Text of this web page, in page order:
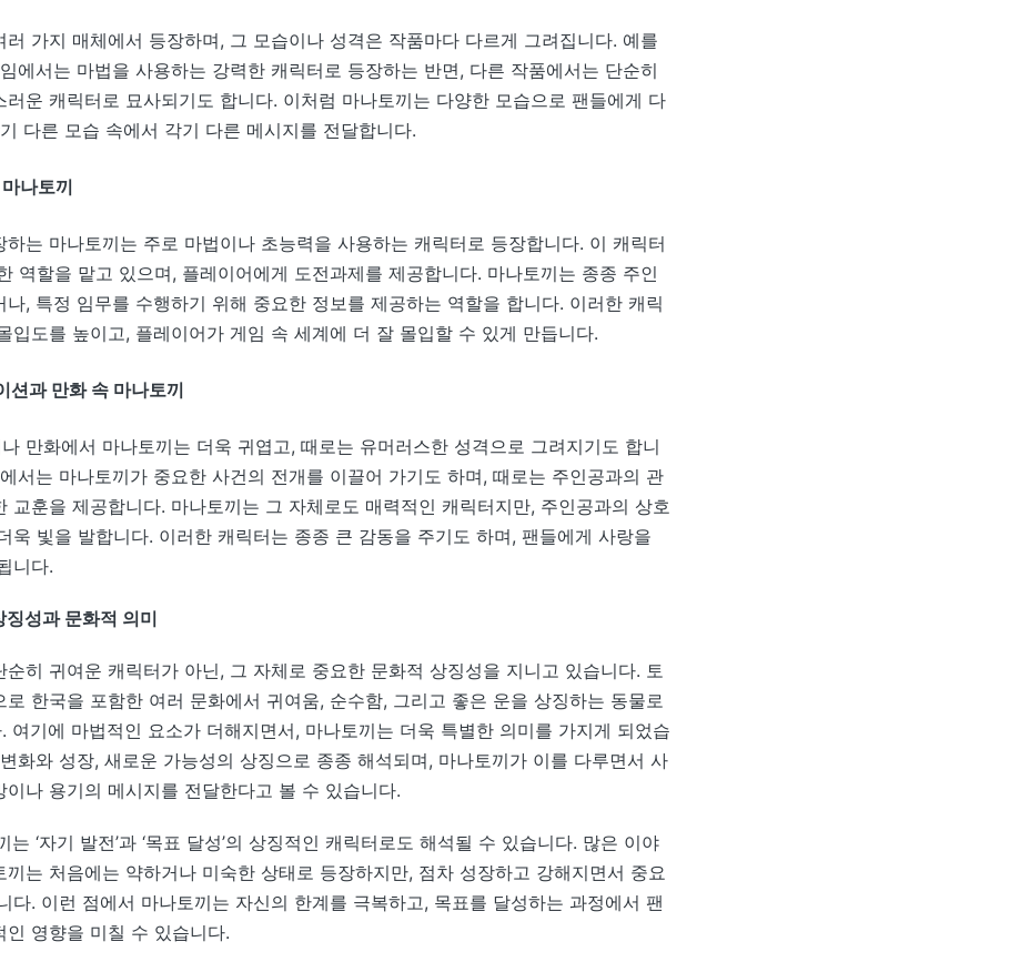
러 가지 매체에서 등장하며, 그 모습이나 성격은 작품마다 다르게 그려집니다. 예를
에서는 마법을 사용하는 강력한 캐릭터로 등장하는 반면, 다른 작품에서는 단순히
러운 캐릭터로 묘사되기도 합니다. 이처럼 마나토끼는 다양한 모습으로 팬들에게 다
다른 모습 속에서 각기 다른 메시지를 전달합니다.
나토끼
하는 마나토끼는 주로 마법이나 초능력을 사용하는 캐릭터로 등장합니다. 이 캐릭터
역할을 맡고 있으며, 플레이어에게 도전과제를 제공합니다. 마나토끼는 종종 주인
나, 특정 임무를 수행하기 위해 중요한 정보를 제공하는 역할을 합니다. 이러한 캐릭
입도를 높이고, 플레이어가 게임 속 세계에 더 잘 몰입할 수 있게 만듭니다.
션과 만화 속 마나토끼
만화에서 마나토끼는 더욱 귀엽고, 때로는 유머러스한 성격으로 그려지기도 합니
서는 마나토끼가 중요한 사건의 전개를 이끌어 가기도 하며, 때로는 주인공과의 관
교훈을 제공합니다. 마나토끼는 그 자체로도 매력적인 캐릭터지만, 주인공과의 상호
욱 빛을 발합니다. 이러한 캐릭터는 종종 큰 감동을 주기도 하며, 팬들에게 사랑을
니다.
징성과 문화적 의미
순히 귀여운 캐릭터가 아닌, 그 자체로 중요한 문화적 상징성을 지니고 있습니다. 토
로 한국을 포함한 여러 문화에서 귀여움, 순수함, 그리고 좋은 운을 상징하는 동물로
여기에 마법적인 요소가 더해지면서, 마나토끼는 더욱 특별한 의미를 가지게 되었습
화와 성장, 새로운 가능성의 상징으로 종종 해석되며, 마나토끼가 이를 다루면서 사
이나 용기의 메시지를 전달한다고 볼 수 있습니다.
는 ‘자기 발전’과 ‘목표 달성’의 상징적인 캐릭터로도 해석될 수 있습니다. 많은 이야
끼는 처음에는 약하거나 미숙한 상태로 등장하지만, 점차 성장하고 강해지면서 중요
다. 이런 점에서 마나토끼는 자신의 한계를 극복하고, 목표를 달성하는 과정에서 팬
인 영향을 미칠 수 있습니다.